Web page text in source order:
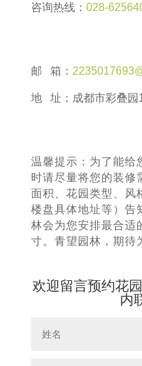
咨询热线： 028-
邮 箱：
地 址：成都市彩叠园
温馨提示：为了能给
时请尽量将您的装修
面积、花园类型、风
楼盘具体地址等）告
林会为您安排最合适
寸。青望园林，期待
欢迎留言预约花
内